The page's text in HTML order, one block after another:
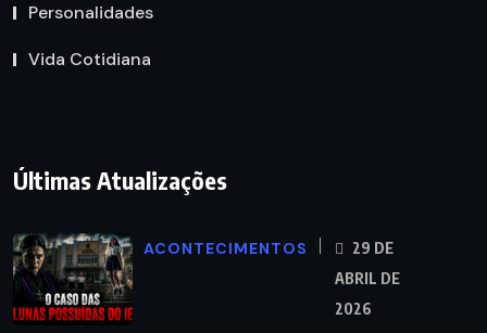
Personalidades
Vida Cotidiana
Últimas Atualizações
ACONTECIMENTOS
29 DE
ABRIL DE
2026